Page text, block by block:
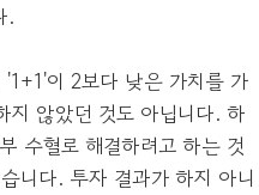
.
이 2보다 낮은 가치를 가
지 않았던 것도 아닙니다. 하
수혈로 해결하려고 하는 것
니다. 투자 결과가 하지 아니